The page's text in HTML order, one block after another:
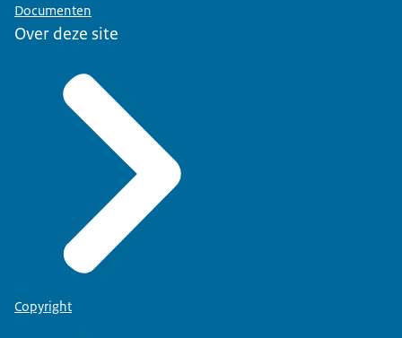
Documenten
Over deze site
Copyright